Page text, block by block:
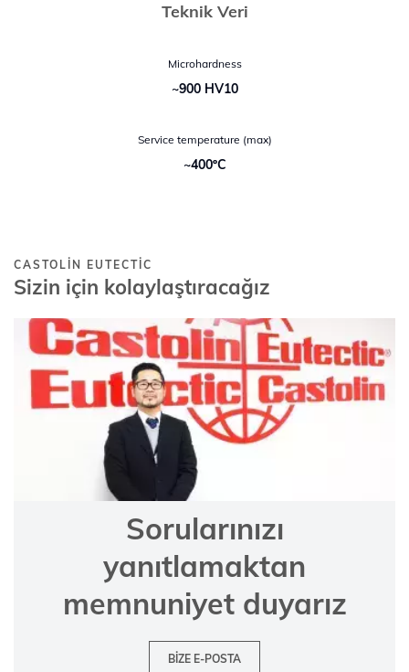
Teknik Veri
Microhardness
~900 HV10
Service temperature (max)
~400ºC
CASTOLIN EUTECTIC
Sizin için kolaylaştıracağız
Sorularınızı
yanıtlamaktan
memnuniyet duyarız
BIZE E-POSTA